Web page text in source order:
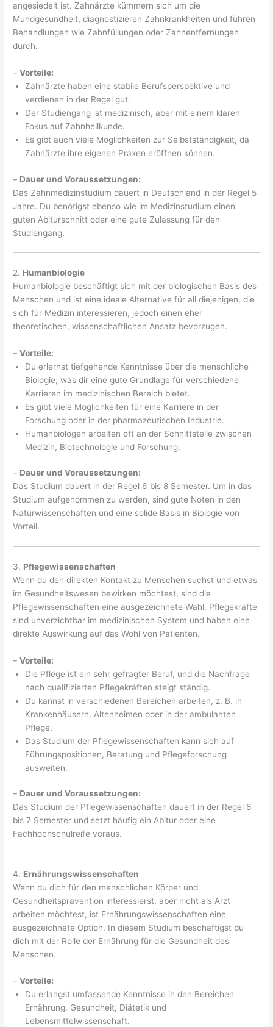
angesiedelt ist. Zahnärzte kümmern sich um die
Mundgesundheit, diagnostizieren Zahnkrankheiten und führen
Behandlungen wie Zahnfüllungen oder Zahnentfernungen
durch.
–Vorteile:
Zahnärzte haben eine stabile Berufsperspektive und
verdienen in der Regel gut.
Der Studiengang ist medizinisch, aber mit einem klaren
Fokus auf Zahnheilkunde.
Es gibt auch viele Möglichkeiten zur Selbstständigkeit, da
Zahnärzte ihre eigenen Praxen eröffnen können.
– Dauer und Voraussetzungen:
Das Zahnmedizinstudium dauert in Deutschland in der Regel 5
Jahre. Du benötigst ebenso wie im Medizinstudium einen
guten Abiturschnitt oder eine gute Zulassung für den
Studiengang.
2. Humanbiologie
Humanbiologie beschäftigt sich mit der biologischen Basis des
Menschen und ist eine ideale Alternative für all diejenigen, die
sich für Medizin interessieren, jedoch einen eher
theoretischen, wissenschaftlichen Ansatz bevorzugen.
–Vorteile:
Du erlernst tiefgehende Kenntnisse über die menschliche
Biologie, was dir eine gute Grundlage für verschiedene
Karrieren im medizinischen Bereich bietet.
Es gibt viele Möglichkeiten für eine Karriere in der
Forschung oder in der pharmazeutischen Industrie.
Humanbiologen arbeiten oft an der Schnittstelle zwischen
Medizin, Biotechnologie und Forschung.
– Dauer und Voraussetzungen:
Das Studium dauert in der Regel 6 bis 8 Semester. Um in das
Studium aufgenommen zu werden, sind gute Noten in den
Naturwissenschaften und eine solide Basis in Biologie von
Vorteil.
3. Pflegewissenschaften
Wenn du den direkten Kontakt zu Menschen suchst und etwas
im Gesundheitswesen bewirken möchtest, sind die
Pflegewissenschaften eine ausgezeichnete Wahl. Pflegekräfte
sind unverzichtbar im medizinischen System und haben eine
direkte Auswirkung auf das Wohl von Patienten.
–Vorteile:
Die Pflege ist ein sehr gefragter Beruf, und die Nachfrage
nach qualifizierten Pflegekräften steigt ständig.
Du kannst in verschiedenen Bereichen arbeiten, z. B. in
Krankenhäusern, Altenheimen oder in der ambulanten
Pflege.
Das Studium der Pflegewissenschaften kann sich auf
Führungspositionen, Beratung und Pflegeforschung
ausweiten.
– Dauer und Voraussetzungen:
Das Studium der Pflegewissenschaften dauert in der Regel 6
bis 7 Semester und setzt häufig ein Abitur oder eine
Fachhochschulreife voraus.
4. Ernährungswissenschaften
Wenn du dich für den menschlichen Körper und
Gesundheitsprävention interessierst, aber nicht als Arzt
arbeiten möchtest, ist Ernährungswissenschaften eine
ausgezeichnete Option. In diesem Studium beschäftigst du
dich mit der Rolle der Ernährung für die Gesundheit des
Menschen.
–Vorteile:
Du erlangst umfassende Kenntnisse in den Bereichen
Ernährung, Gesundheit, Diätetik und
Lebensmittelwissenschaft.